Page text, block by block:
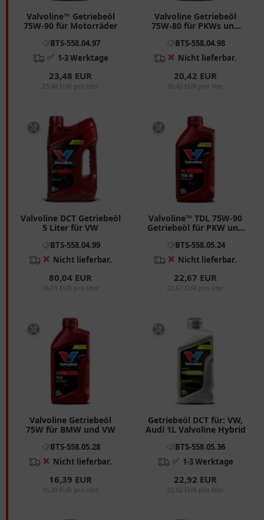
Valvoline™ Getriebeöl
75W-90 für Motorräder
BTS-558.04.97
✅ 1-3 Werktage
23,48 EUR
23,48 EUR pro liter
Valvoline Getriebeöl
75W-80 für PKWs und
BTS-558.04.98
❌ Nicht lieferbar.
20,42 EUR
20,42 EUR pro liter
Valvoline DCT Getriebeöl
5 Liter für VW
BTS-558.04.99
❌ Nicht lieferbar.
80,04 EUR
16,01 EUR pro liter
Valvoline™ TDL 75W-90
Getriebeöl für PKW und
BTS-558.05.24
❌ Nicht lieferbar.
22,67 EUR
22,67 EUR pro liter
Valvoline Getriebeöl
75W für BMW und VW
BTS-558.05.28
❌ Nicht lieferbar.
16,39 EUR
16,39 EUR pro liter
Getriebeöl DCT für: VW,
Audi 1L Valvoline Hybrid
BTS-558.05.36
✅ 1-3 Werktage
22,92 EUR
22,92 EUR pro liter